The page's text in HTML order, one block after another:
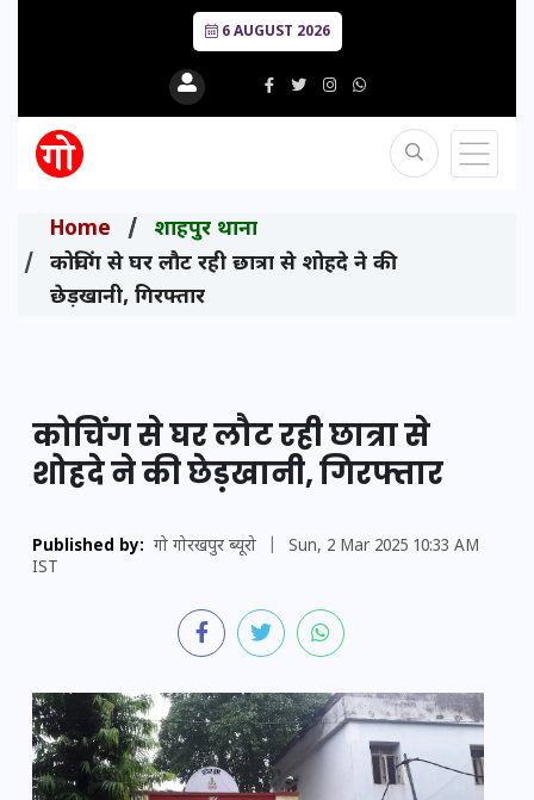
6 AUGUST 2026
Home
शाहपुर थाना
कोचिंग से घर लौट रही छात्रा से शोहदे ने की
छेड़खानी, गिरफ्तार
कोचिंग से घर लौट रही छात्रा से
शोहदे ने की छेड़खानी, गिरफ्तार
Published by: गो गोरखपुर ब्यूरो
Sun, 2 Mar 2025 10:33 AM
IST